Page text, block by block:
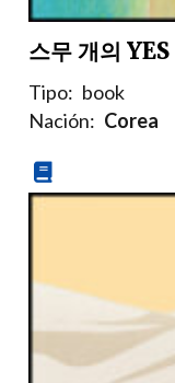
스무 개의 YES
Tipo: book
Nación: Corea